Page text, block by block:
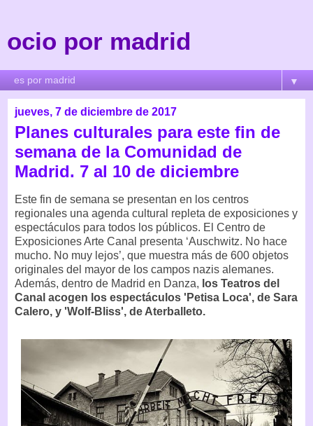
ocio por madrid
▼
jueves, 7 de diciembre de 2017
Planes culturales para este fin de
semana de la Comunidad de
Madrid. 7 al 10 de diciembre
Este fin de semana se presentan en los centros
regionales una agenda cultural repleta de exposiciones y
espectáculos para todos los públicos. El Centro de
Exposiciones Arte Canal presenta ‘Auschwitz. No hace
mucho. No muy lejos’, que muestra más de 600 objetos
originales del mayor de los campos nazis alemanes.
Además, dentro de Madrid en Danza, los Teatros del
Canal acogen los espectáculos 'Petisa Loca', de Sara
Calero, y 'Wolf-Bliss', de Aterballeto.